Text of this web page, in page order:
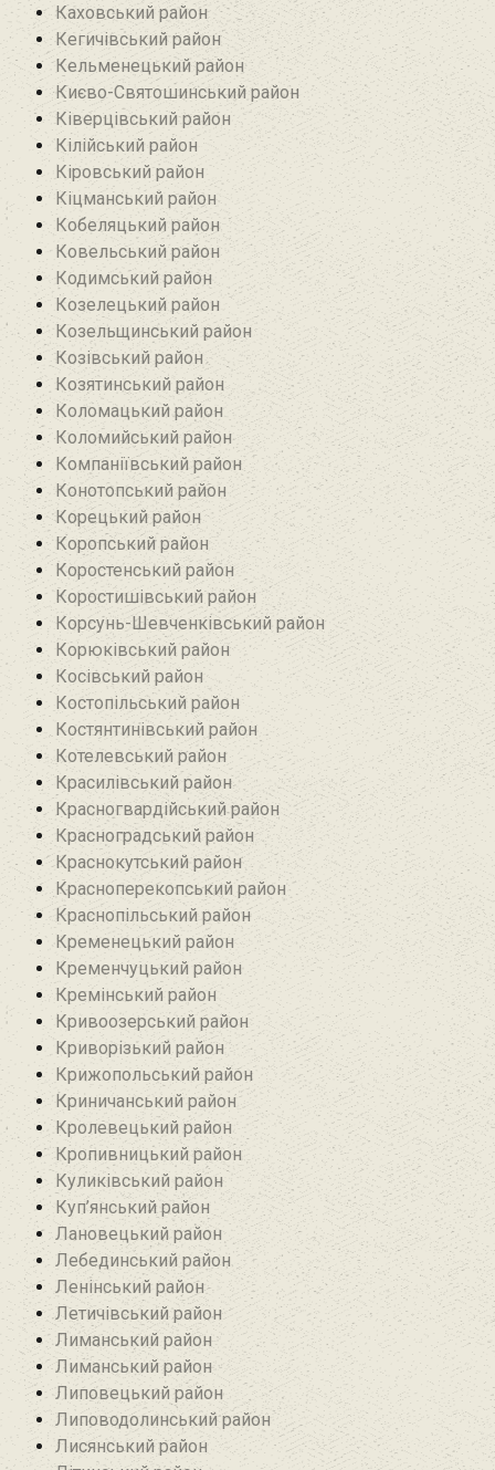
Каховський район
Кегичівський район
Кельменецький район
Києво-Святошинський район
Ківерцівський район‎
Кілійський район
Кіровський район
Кіцманський район
Кобеляцький район‎
Ковельський район
Кодимський район
Козелецький район
Козельщинський район
Козівський район
Козятинський район
Коломацький район
Коломийський район
Компаніївський район
Конотопський район
Корецький район
Коропський район
Коростенський район
Коростишівський район‎
Корсунь-Шевченківський район
Корюківський район
Косівський район
Костопільський район
Костянтинівський район‎
Котелевський район
Красилівський район
Красногвардійський район
Красноградський район
Краснокутський район
Красноперекопський район
Краснопільський район
Кременецький район
Кременчуцький район
Кремінський район‎
Кривоозерський район‎
Криворізький район
Крижопольський район
Криничанський район
Кролевецький район‎
Кропивницький район
Куликівський район
Куп’янський район
Лановецький район
Лебединський район
Ленінський район
Летичівський район
Лиманський район
Лиманський район
Липовецький район
Липоводолинський район
Лисянський район